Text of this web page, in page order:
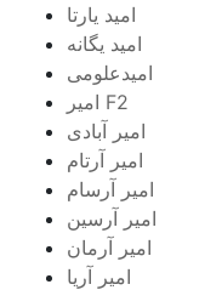
امید یارتا
امید یگانه
امیدعلومی
امیر F2
امیر آبادی
امیر آرتام
امیر آرسام
امیر آرسین
امیر آرمان
امیر آریا